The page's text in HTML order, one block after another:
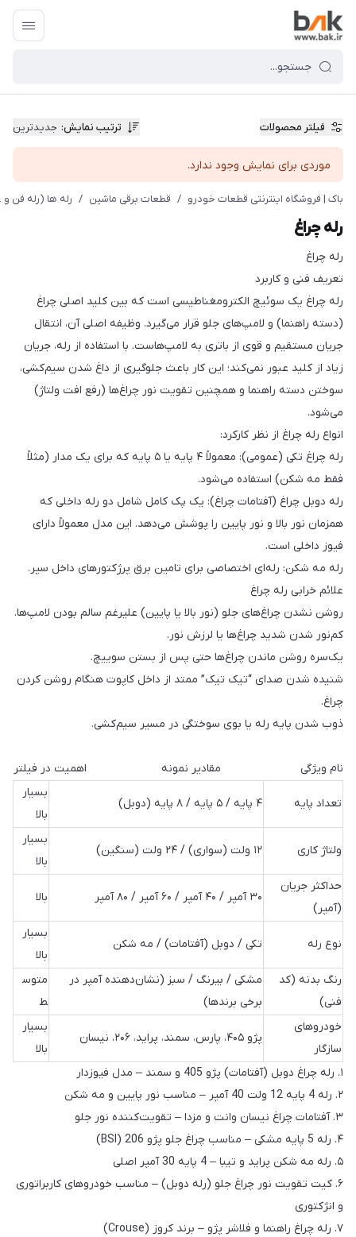
فیلتر محصولات ترتیب نمایش: جدیدترین
موردی برای نمایش وجود ندارد.
باک | فروشگاه اینترنتی قطعات خودرو / قطعات برقی ماشین / رله ها (رله فن و
رله چراغ
رله چراغ
تعریف فنی و کاربرد
رله چراغ یک سوئیچ الکترومغناطیسی است که بین کلید اصلی چراغ
(دسته راهنما) و لامپ‌های جلو قرار می‌گیرد. وظیفه اصلی آن، انتقال
جریان مستقیم و قوی از باتری به لامپ‌هاست. با استفاده از رله، جریان
زیاد از کلید عبور نمی‌کند؛ این کار باعث جلوگیری از داغ شدن سیم‌کشی،
سوختن دسته راهنما و همچنین تقویت نور چراغ‌ها (رفع افت ولتاژ)
می‌شود.
انواع رله چراغ از نظر کارکرد:
رله چراغ تکی (عمومی): معمولاً ۴ پایه یا ۵ پایه که برای یک مدار (مثلاً
فقط مه شکن) استفاده می‌شود.
رله دوبل چراغ (آفتامات چراغ): یک پک کامل شامل دو رله داخلی که
همزمان نور بالا و نور پایین را پوشش می‌دهد. این مدل معمولاً دارای
فیوز داخلی است.
رله مه شکن: رله‌ای اختصاصی برای تامین برق پرژکتورهای داخل سپر.
علائم خرابی رله چراغ
روشن نشدن چراغ‌های جلو (نور بالا یا پایین) علیرغم سالم بودن لامپ‌ها.
کم‌نور شدن شدید چراغ‌ها یا لرزش نور.
یک‌سره روشن ماندن چراغ‌ها حتی پس از بستن سوییچ.
شنیده شدن صدای “تیک تیک” ممتد از داخل کاپوت هنگام روشن کردن
چراغ.
ذوب شدن پایه رله یا بوی سوختگی در مسیر سیم‌کشی.
نام ویژگی مقادیر نمونه اهمیت در فیلتر
تعداد پایه ۴ پایه / ۵ پایه / ۸ پایه (دوبل)
بسیار
بالا
ولتاژ کاری ۱۲ ولت (سواری) / ۲۴ ولت (سنگین)
بسیار
بالا
حداکثر جریان
(آمپر)
۳۰ آمپر / ۴۰ آمپر / ۶۰ آمپر / ۸۰ آمپر بالا
نوع رله تکی / دوبل (آفتامات) / مه شکن
بسیار
بالا
رنگ بدنه (کد
فنی)
مشکی / بیرنگ / سبز (نشان‌دهنده آمپر در
برخی برندها)
متوس
ط
خودروهای
سازگار
پژو ۴۰۵، پارس، سمند، پراید، ۲۰۶، نیسان
بسیار
بالا
۱. رله چراغ دوبل (آفتامات) پژو 405 و سمند – مدل فیوزدار
۲. رله 4 پایه 12 ولت 40 آمپر – مناسب نور پایین و مه شکن
۳. آفتامات چراغ نیسان وانت و مزدا – تقویت‌کننده نور جلو
۴. رله 5 پایه مشکی – مناسب چراغ جلو پژو 206 (BSI)
۵. رله مه شکن پراید و تیبا – 4 پایه 30 آمپر اصلی
۶. کیت تقویت نور چراغ جلو (رله دوبل) – مناسب خودروهای کاربراتوری
و انژکتوری
۷. رله چراغ راهنما و فلاشر پژو – برند کروز (Crouse)